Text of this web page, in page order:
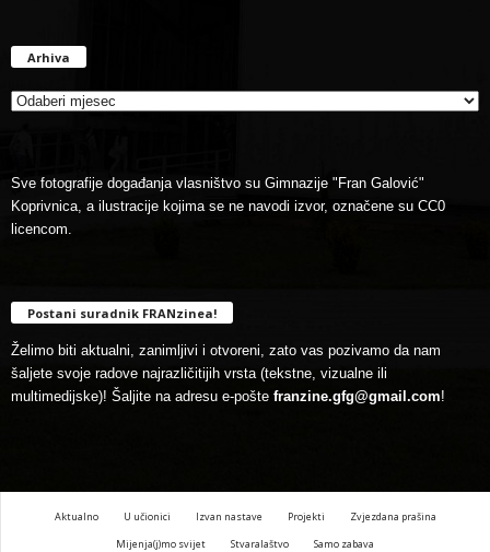
Arhiva
Sve fotografije događanja vlasništvo su Gimnazije "Fran Galović"
Koprivnica, a ilustracije kojima se ne navodi izvor, označene su CC0
licencom.
Postani suradnik FRANzinea!
Želimo biti aktualni, zanimljivi i otvoreni, zato vas pozivamo da nam
šaljete svoje radove najrazličitijih vrsta (tekstne, vizualne ili
multimedijske)! Šaljite na adresu e-pošte franzine.gfg@gmail.com!
Aktualno U učionici Izvan nastave Projekti
Zvjezdana prašina
Mijenja(j)mo svijet
Stvaralaštvo Samo zabava